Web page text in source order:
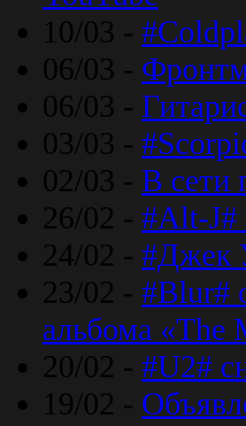
10/03 -
06/03 -
06/03 -
03/03 -
02/03 - В сети
26/02 - #Alt-J#
24/02 - #Джек
23/02 - #Blur#
альбома «The
20/02 - #U2#
19/02 -